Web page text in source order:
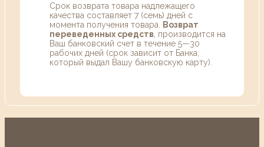
Срок возврата товара надлежащего
качества составляет 7 (семь) дней с
момента получения товара.
Возврат
переведенных средств , производится на
Ваш банковский счет в течение 5—30
рабочих дней (срок зависит от Банка,
который выдал Вашу банковскую карту).